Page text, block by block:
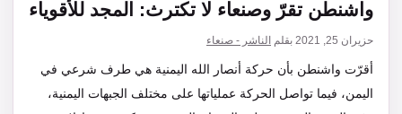
واشنطن تقرّ وصنعاء لا تكترث: المجد للأقوياء
حزيران 25, 2021 بقلم الناشر - صنعاء
أقرّت واشنطن بأن حركة أنصار الله اليمنية هي طرف شرعي في
اليمن، فيما تواصل الحركة عملياتها على مختلف الجبهات اليمنية،